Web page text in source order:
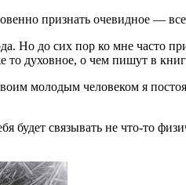
признать очевидное —
Но до сих пор ко мне часто
духовное, о чем пишут в
молодым человеком я
связывать не что-то